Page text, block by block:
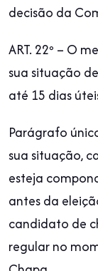
decisão da
ART. 22º – O
sua situação
até 15 dias
Parágrafo
sua situação,
esteja
antes da
candidato de
regular no